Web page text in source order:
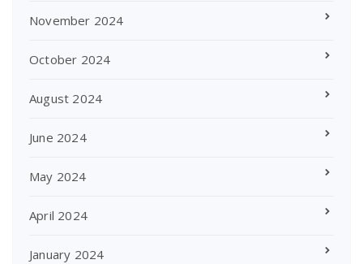
November 2024
October 2024
August 2024
June 2024
May 2024
April 2024
January 2024